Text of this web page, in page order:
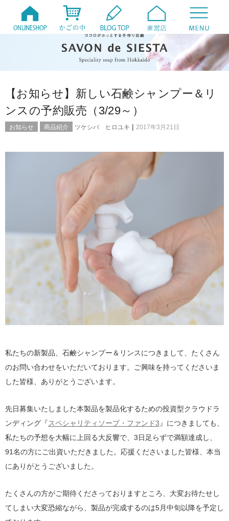
【お知らせ】新しい石鹸シャンプー＆リ
ンスの予約販売（3/29～）
お知らせ 商品紹介 ツケシバ ヒロユキ | 2017年3月21日
私たちの新製品、石鹸シャンプー＆リンスにつきまして、たくさん
のお問い合わせをいただいております。ご興味を持ってくださいま
した皆様、ありがとうございます。
先日募集いたしました本製品を製品化するための投資型クラウドラ
ンディング『スペシャリティソープ・ファンド3 』につきましても、
私たちの予想を大幅に上回る大反響で、3日足らずで満額達成し、
91名の方にご出資いただきました。応援くださいました皆様、本当
にありがとうございました。
たくさんの方がご期待くださっておりますところ、大変お待たせし
てしまい大変恐縮ながら、製品が完成するのは5月中旬以降を予定し